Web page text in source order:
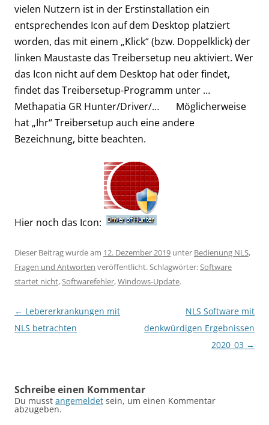
vielen Nutzern ist in der Erstinstallation ein
entsprechendes Icon auf dem Desktop platziert
worden, das mit einem „Klick“ (bzw. Doppelklick) der
linken Maustaste das Treibersetup neu aktiviert. Wer
das Icon nicht auf dem Desktop hat oder findet,
findet das Treibersetup-Programm unter …
Methapatia GR Hunter/Driver/… Möglicherweise
hat „Ihr“ Treibersetup auch eine andere
Bezeichnung, bitte beachten.
Hier noch das Icon:
Dieser Beitrag wurde am 12. Dezember 2019 unter Bedienung NLS,
Fragen und Antworten veröffentlicht. Schlagwörter: Software
startet nicht, Softwarefehler,Windows-Update.
Beitragsnavigation
← Lebererkrankungen mit
NLS betrachten
NLS Software mit
denkwürdigen Ergebnissen
2020_03 →
Schreibe einen Kommentar
Du musst angemeldet sein, um einen Kommentar
abzugeben.